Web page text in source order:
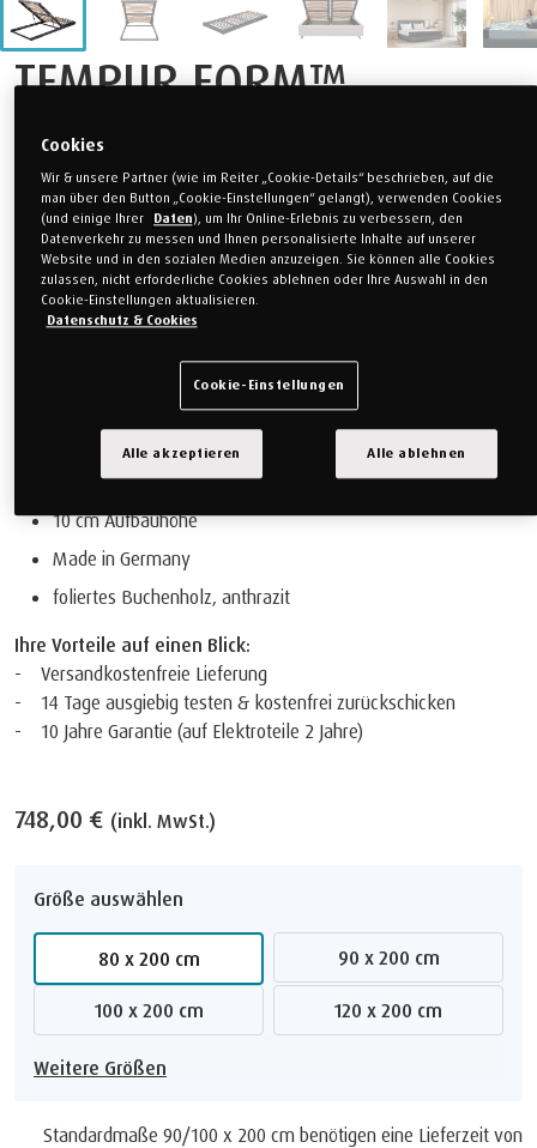
TEMPUR FORM™
Systemrahmen 1500 mit
Gasdruckfeder
Die neuen TEMPUR FORM™ Systemrahmen sind
Lattenrostrahmen, die in jedes beliebige Bett, aber natürlich auch
in unsere TEMPUR® Betten, eingelegt werden können. Sie sind
mit allen Matratzen kombinierbar.
Der TEMPUR FORM™ Einlegerahmen 1500 mit Gasdruckfeder hat
folgende Eigenschaften:
Einlegerahmen mit Gasdruckfeder für optimale
Stauraumnutzung bei einem Bett mit Bettkasten
10 cm Aufbauhöhe
Made in Germany
foliertes Buchenholz, anthrazit
Ihre Vorteile auf einen Blick:
- Versandkostenfreie Lieferung
- 14 Tage ausgiebig testen & kostenfrei zurückschicken
- 10 Jahre Garantie (auf Elektroteile 2 Jahre)
748,00 € (inkl. MwSt.)
Größe auswählen
80 x 200 cm 90 x 200 cm
100 x 200 cm 120 x 200 cm
Weitere Größen
Standardmaße 90/100 x 200 cm benötigen eine Lieferzeit von
Cookies
Wir & unsere Partner (wie im Reiter „Cookie-Details“ beschrieben, auf die
man über den Button „Cookie-Einstellungen“ gelangt), verwenden Cookies
(und einige Ihrer
Daten), um Ihr Online-Erlebnis zu verbessern, den
Datenverkehr zu messen und Ihnen personalisierte Inhalte auf unserer
Website und in den sozialen Medien anzuzeigen. Sie können alle Cookies
zulassen, nicht erforderliche Cookies ablehnen oder Ihre Auswahl in den
Cookie-Einstellungen aktualisieren.
Datenschutz & Cookies
Cookie-Einstellungen
Alle ablehnen
Alle akzeptieren